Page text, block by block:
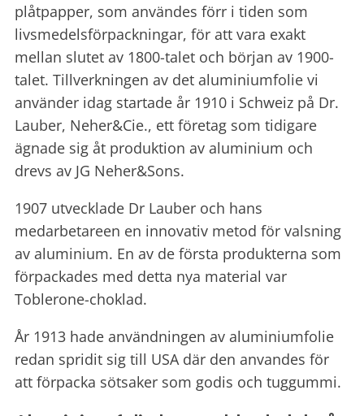
plåtpapper, som användes förr i tiden som
livsmedelsförpackningar, för att vara exakt
mellan slutet av 1800-talet och början av 1900-
talet. Tillverkningen av det aluminiumfolie vi
använder idag startade år 1910 i Schweiz på Dr.
Lauber, Neher&Cie., ett företag som tidigare
ägnade sig åt produktion av aluminium och
drevs av JG Neher&Sons.
1907 utvecklade Dr Lauber och hans
medarbetareen en innovativ metod för valsning
av aluminium. En av de första produkterna som
förpackades med detta nya material var
Toblerone-choklad.
År 1913 hade användningen av aluminiumfolie
redan spridit sig till USA där den anvandes för
att förpacka sötsaker som godis och tuggummi.